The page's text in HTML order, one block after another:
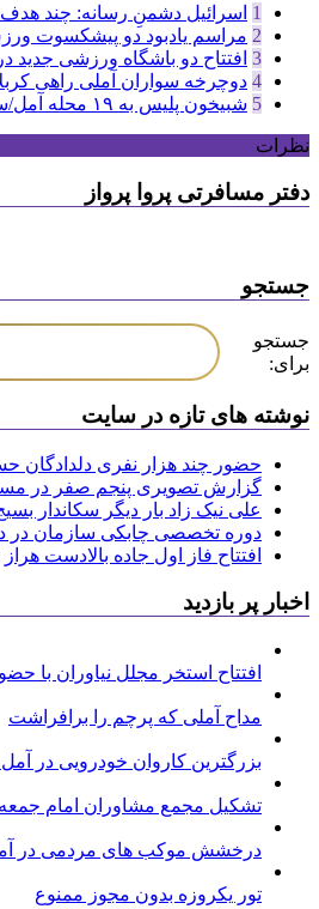
1 اسرائیل دشمنِ رسانه: چند هدف
2 مراسم یادبود دو پیشکسوت
3 افتتاح دو باشگاه ورزشی جدید
4 دوچرخه سواران آملی راهی
5 شبیخون پلیس به ۱۹ محله آمل/سیستم های پیشرفته در خدمت پلیس
نظرات
دفتر مسافرتی پروا پرواز
جستجو
جستجو
برای:
نوشته های تازه در سایت
حضور چند هزار نفری دلدادگان
گزارش تصویری پنجم صفر در
علی نیک زاد بار دیگر سکاندار
دوره تخصصی چابکی سازمان در
افتتاح فاز اول جاده بالادست هراز
اخبار پر بازدید
افتتاح استخر مجلل نیاوران با
مداح آملی که پرچم را برافراشت
بزرگترین کاروان خودرویی در
تشکیل مجمع مشاوران امام جمعه
درخشش موکب های مردمی در
تور یکروزه بدون مجوز ممنوع